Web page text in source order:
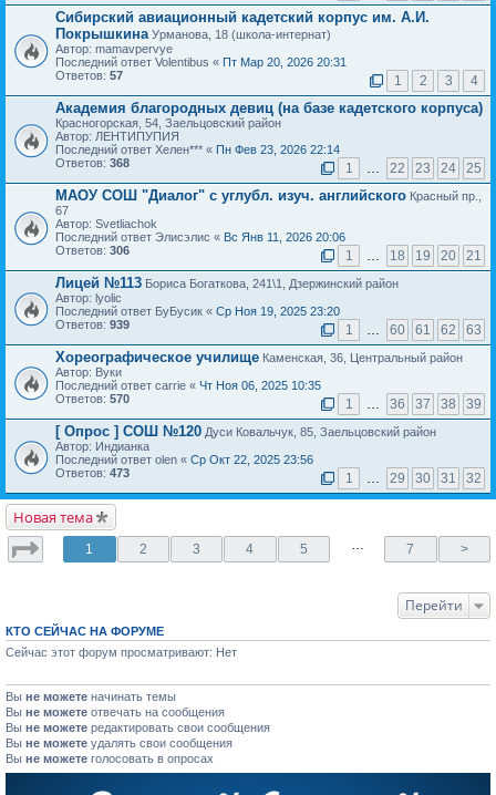
Сибирский авиационный кадетский корпус им. А.И.
Покрышкина Урманова, 18 (школа-интернат)
Автор: mamavpervye
Последний ответ Volentibus « Пт Мар 20, 2026 20:31
Ответов: 57 1 2 3 4
Академия благородных девиц (на базе кадетского корпуса)
Красногорская, 54, Заельцовский район
Автор: ЛЕНТИПУПИЯ
Последний ответ Хелен*** « Пн Фев 23, 2026 22:14
Ответов: 368 1 … 22 23 24 25
МАОУ СОШ "Диалог" с углубл. изуч. английского Красный пр.,
67
Автор: Svetliachok
Последний ответ Элисэлис « Вс Янв 11, 2026 20:06
Ответов: 306 1 … 18 19 20 21
Лицей №113 Бориса Богаткова, 241\1, Дзержинский район
Автор: lyolic
Последний ответ БуБусик « Ср Ноя 19, 2025 23:20
Ответов: 939 1 … 60 61 62 63
Хореографическое училище Каменская, 36, Центральный район
Автор: Вуки
Последний ответ carrie « Чт Ноя 06, 2025 10:35
Ответов: 570 1 … 36 37 38 39
[ Опрос ] СОШ №120 Дуси Ковальчук, 85, Заельцовский район
Автор: Индианка
Последний ответ olen « Ср Окт 22, 2025 23:56
Ответов: 473 1 … 29 30 31 32
Новая тема
1 2 3 4 5 … 7 >
Перейти
КТО СЕЙЧАС НА ФОРУМЕ
Сейчас этот форум просматривают: Нет
Вы не можете начинать темы
Вы не можете отвечать на сообщения
Вы не можете редактировать свои сообщения
Вы не можете удалять свои сообщения
Вы не можете голосовать в опросах